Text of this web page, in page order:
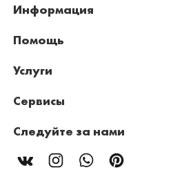
Информация
Помощь
Услуги
Сервисы
Следуйте за нами